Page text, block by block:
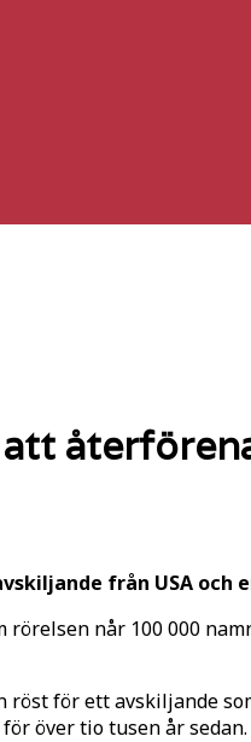
från USA och
når 100 000
för ett avskiljande
över tio tusen år sedan.